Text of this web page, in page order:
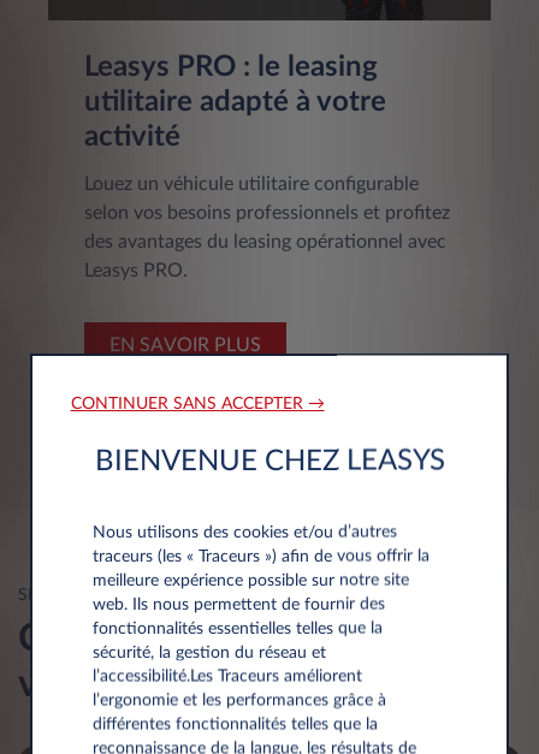
Leasys PRO : le leasing
utilitaire adapté à votre
activité
Louez un véhicule utilitaire configurable
selon vos besoins professionnels et profitez
des avantages du leasing opérationnel avec
Leasys PRO.
EN SAVOIR PLUS
SERVICES
Comment pouvons-nous
vous aider?
CONTINUER SANS ACCEPTER →
BIENVENUE CHEZ LEASYS
Nous utilisons des cookies et/ou d’autres
traceurs (les « Traceurs ») afin de vous offrir la
meilleure expérience possible sur notre site
web. Ils nous permettent de fournir des
fonctionnalités essentielles telles que la
sécurité, la gestion du réseau et
l’accessibilité.Les Traceurs améliorent
l’ergonomie et les performances grâce à
différentes fonctionnalités telles que la
reconnaissance de la langue, les résultats de